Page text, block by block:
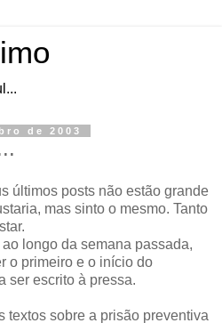
de 2003
últimos posts não estão grande
mas sinto o mesmo. Tanto
longo da semana passada,
o primeiro e o início do
ser escrito à pressa.
textos sobre a prisão preventiva